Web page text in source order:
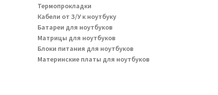
Термопрокладки
Кабели от З/У к ноутбуку
Батареи для ноутбуков
Матрицы для ноутбуков
Блоки питания для ноутбуков
Материнские платы для ноутбуков